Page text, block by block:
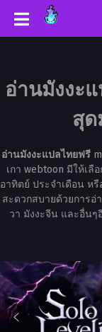
อ่านมังงะ
สุด
อ่านมังงะแปลไทยฟรี
เกา webtoon มีให้เ
อาทิตย์ ประจำเดือน ห
สะดวกสบายด้วยการอ่
วา มังงะจีน และอื่นๆ